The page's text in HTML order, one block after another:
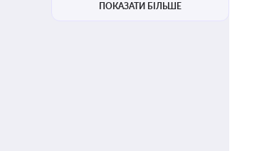
ПОКАЗАТИ БІЛЬШЕ